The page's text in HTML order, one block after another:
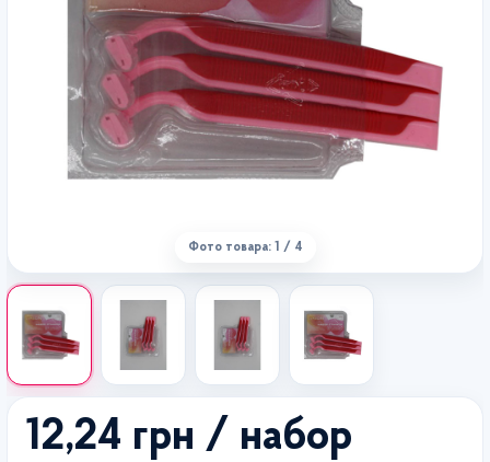
Фото товара: 1 / 4
12,24 грн / набор